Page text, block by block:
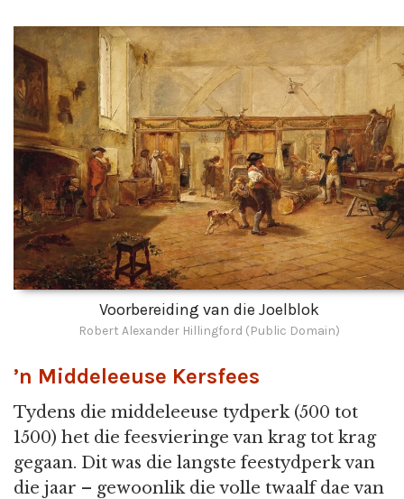
Voorbereiding van die Joelblok
Robert Alexander Hillingford (Public Domain)
’n Middeleeuse Kersfees
Tydens die middeleeuse tydperk (500 tot
1500) het die feesvieringe van krag tot krag
gegaan. Dit was die langste feestydperk van
die jaar – gewoonlik die volle twaalf dae van